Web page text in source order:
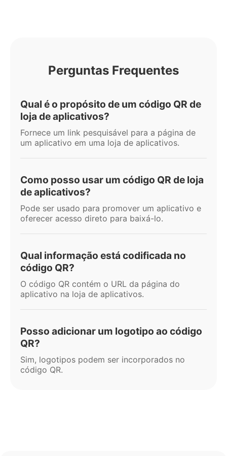
Perguntas Frequentes
Qual é o propósito de um código QR de
loja de aplicativos?
Fornece um link pesquisável para a página de
um aplicativo em uma loja de aplicativos.
Como posso usar um código QR de loja
de aplicativos?
Pode ser usado para promover um aplicativo e
oferecer acesso direto para baixá-lo.
Qual informação está codificada no
código QR?
O código QR contém o URL da página do
aplicativo na loja de aplicativos.
Posso adicionar um logotipo ao código
QR?
Sim, logotipos podem ser incorporados no
código QR.